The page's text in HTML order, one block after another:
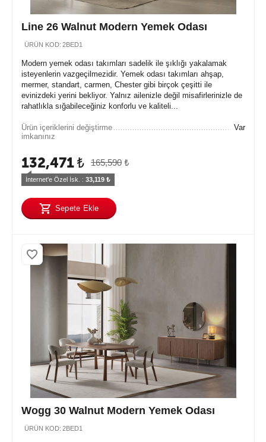
Line 26 Walnut Modern Yemek Odası
ÜRÜN KOD: 2BED1
Modern yemek odası takımları sadelik ile şıklığı yakalamak
isteyenlerin vazgeçilmezidir. Yemek odası takımları ahşap,
mermer, standart, carmen, Chester gibi birçok çeşitti ile
evinizdeki yerini bekliyor. Yalnız ailenizle değil misafirlerinizle de
rahatlıkla sığabileceğiniz konforlu ve kaliteli...
Ürün içeriklerini değiştirme
imkanınız
Var
165,590 ₺
132,471₺
İnternet'e Özel İsk. : 33,119 ₺
Sepete Ekle
Wogg 30 Walnut Modern Yemek Odası
ÜRÜN KOD: 2BED1